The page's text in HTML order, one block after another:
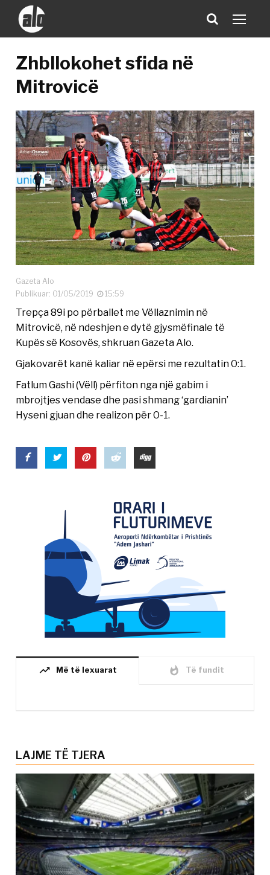
Zhbllokohet sfida në
Mitrovicë
Gazeta Alo
Publikuar: 01/05/2019
15:59
Trepça 89i po përballet me Vëllaznimin në
Mitrovicë, në ndeshjen e dytë gjysmëfinale të
Kupës së Kosovës, shkruan Gazeta Alo.
Gjakovarët kanë kaliar në epërsi me rezultatin 0:1.
Fatlum Gashi (Vëll) përfiton nga një gabim i
mbrojtjes vendase dhe pasi shmang ‘gardianin’
Hyseni gjuan dhe realizon për 0-1.
trending_up Më të lexuarat whatshot Të fundit
LAJME TË TJERA